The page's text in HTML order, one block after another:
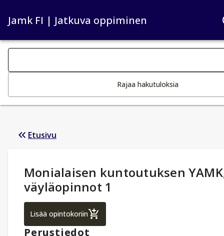
Jamk FI | Jatkuva oppiminen
Haku kategoriat
Rajaa hakutuloksia
Etusivu
Opintotiedot :
Monialaisen kuntoutuksen
väyläopinnot 1
Lisää opintokoriinMonialaisen kuntoutuksen YAMK,
Perustiedot